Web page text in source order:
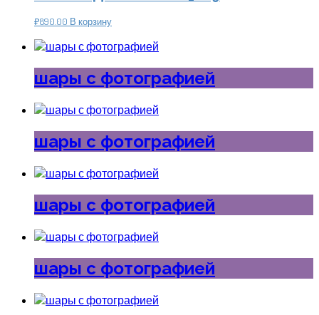
₽890.00 В корзину
шары с фотографией
шары с фотографией
шары с фотографией
шары с фотографией